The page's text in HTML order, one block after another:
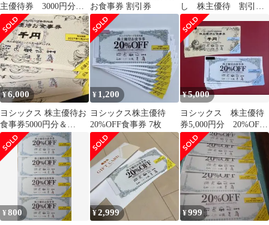
主優待券 3000円分と
20%割引券8枚
お食事券 割引券
し 株主優待 割引
券 ヨシックス
¥6,000
ヨシックス 株主優待お
食事券5000円分＆
20%OFF券5枚
¥ 1,200
ヨシックス株主優待
20%OFF食事券 7枚
¥5,000
ヨシックス 株主優待
券5,000円分 20%OFF
券5枚
¥800 ¥2,999 ¥999